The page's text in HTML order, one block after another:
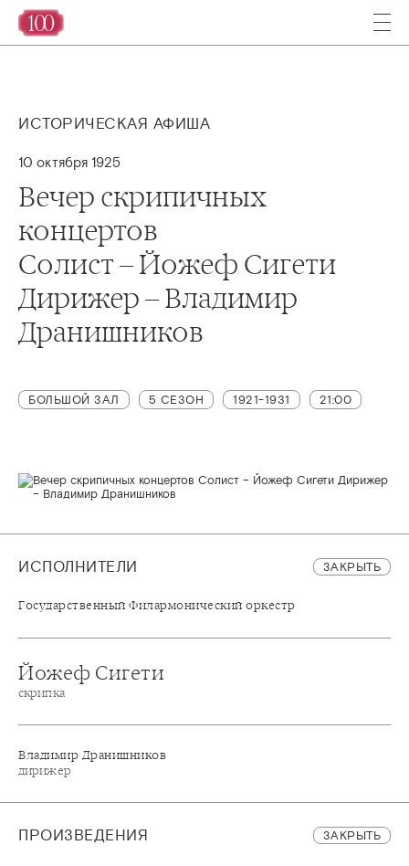
ИСТОРИЧЕСКАЯ АФИША
10 октября 1925
Вечер скрипичных
концертов
Солист – Йожеф Сигети
Дирижер – Владимир
Дранишников
БОЛЬШОЙ ЗАЛ 5 СЕЗОН 1921-1931 21:00
ИСПОЛНИТЕЛИ ЗАКРЫТЬ
Государственный Филармонический оркестр
Йожеф Сигети
скрипка
Владимир Дранишников
дирижер
ПРОИЗВЕДЕНИЯ ЗАКРЫТЬ